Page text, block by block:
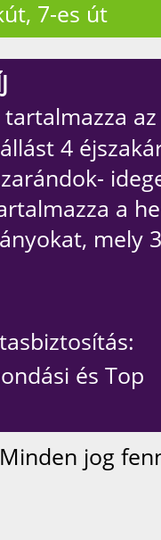
es út
4
a
mely
és Top
jog